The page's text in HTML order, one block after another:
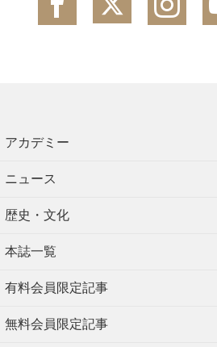
アカデミー
ニュース
歴史・文化
本誌一覧
有料会員限定記事
無料会員限定記事